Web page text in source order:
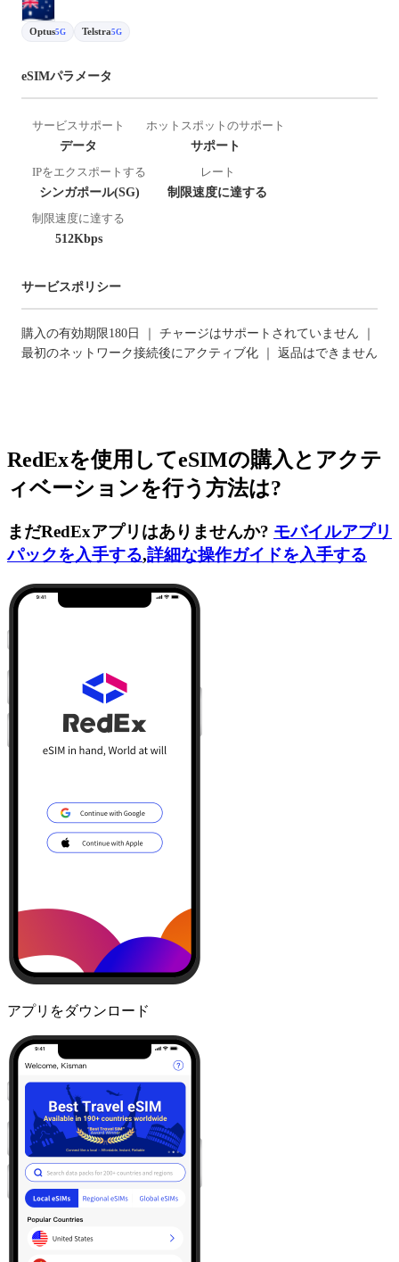
Optus5G Telstra5G
eSIMパラメータ
サービスサポート
データ
ホットスポットのサポート
サポート
IPをエクスポートする
シンガポール(SG)
レート
制限速度に達する
制限速度に達する
512Kbps
サービスポリシー
購入の有効期限180日 ｜ チャージはサポートされていません ｜
最初のネットワーク接続後にアクティブ化 ｜ 返品はできません
RedExを使用してeSIMの購入とアクテ
ィベーションを行う方法は?
まだRedExアプリはありませんか? モバイルアプリ
パックを入手する,詳細な操作ガイドを入手する
アプリをダウンロード